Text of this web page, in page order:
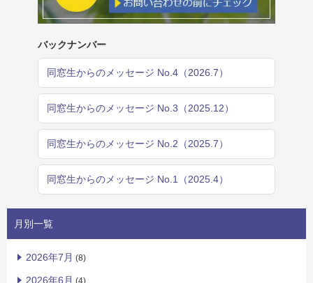
バックナンバー
同窓生からのメッセージ No.4（2026.7）
同窓生からのメッセージ No.3（2025.12）
同窓生からのメッセージ No.2（2025.7）
同窓生からのメッセージ No.1（2025.4）
月別一覧
2026年7月 (8)
2026年6月